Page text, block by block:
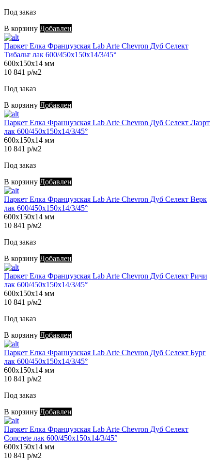
Под заказ
В корзину Добавлен
Паркет Елка Французская Lab Arte Chevron Дуб Селект
Тибальт лак 600/450х150х14/3/45°
600х150х14 мм
10 841 р/м2
Под заказ
В корзину Добавлен
Паркет Елка Французская Lab Arte Chevron Дуб Селект Лаэрт
лак 600/450х150х14/3/45°
600х150х14 мм
10 841 р/м2
Под заказ
В корзину Добавлен
Паркет Елка Французская Lab Arte Chevron Дуб Селект Верк
лак 600/450х150х14/3/45°
600х150х14 мм
10 841 р/м2
Под заказ
В корзину Добавлен
Паркет Елка Французская Lab Arte Chevron Дуб Селект Ричи
лак 600/450х150х14/3/45°
600х150х14 мм
10 841 р/м2
Под заказ
В корзину Добавлен
Паркет Елка Французская Lab Arte Chevron Дуб Селект Бург
лак 600/450х150х14/3/45°
600х150х14 мм
10 841 р/м2
Под заказ
В корзину Добавлен
Паркет Елка Французская Lab Arte Chevron Дуб Селект
Concrete лак 600/450х150х14/3/45°
600х150х14 мм
10 841 р/м2